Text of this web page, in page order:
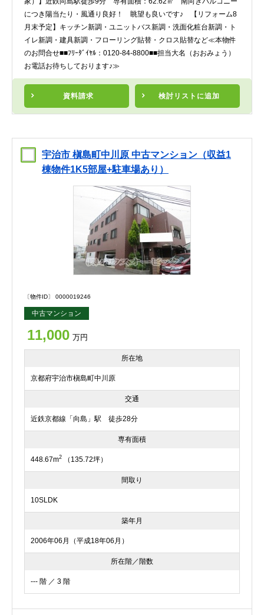
資料請求 検討リスト に追加
につき陽当たり・風通り良好！ 眺望も良いです♪ 【リフォーム8
月末予定】キッチン新調・ユニットバス新調・洗面化粧台新調・ト
イレ新調・建具新調・フローリング貼替・クロス貼替など≪本物件
のお問合せ■■ﾌﾘｰﾀﾞｲﾔﾙ：0120-84-8800■■担当大名（おおみょう）
お電話お待ちしております♪≫
宇治市 槇島町中川原 中古マンション（収益1
棟物件1K5部屋+駐車場あり）
〔物件ID〕 0000019246
中古マンション
11,000 万円
所在地
京都府宇治市槇島町中川原
交通
近鉄京都線「向島」駅 徒歩28分
専有面積
448.67m2 （135.72坪）
間取り
10SLDK
築年月
2006年06月（平成18年06月）
所在階／階数
--- 階 ／ 3 階